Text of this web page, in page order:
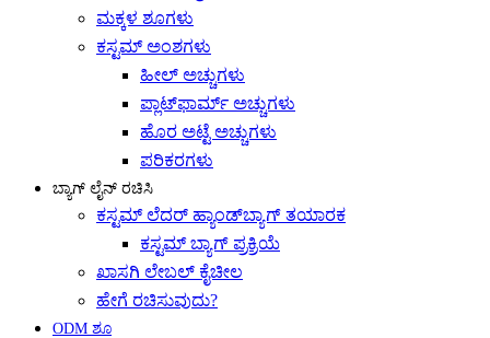
ಮಕ್ಕಳ ಶೂಗಳು
ಕಸ್ಟಮ್ ಅಂಶಗಳು
ಹೀಲ್ ಅಚ್ಚುಗಳು
ಪ್ಲಾಟ್‌ಫಾರ್ಮ್ ಅಚ್ಚುಗಳು
ಹೊರ ಅಟ್ಟೆ ಅಚ್ಚುಗಳು
ಪರಿಕರಗಳು
ಬ್ಯಾಗ್ ಲೈನ್ ರಚಿಸಿ
ಕಸ್ಟಮ್ ಲೆದರ್ ಹ್ಯಾಂಡ್‌ಬ್ಯಾಗ್ ತಯಾರಕ
ಕಸ್ಟಮ್ ಬ್ಯಾಗ್ ಪ್ರಕ್ರಿಯೆ
ಖಾಸಗಿ ಲೇಬಲ್ ಕೈಚೀಲ
ಹೇಗೆ ರಚಿಸುವುದು?
ODM ಶೂ